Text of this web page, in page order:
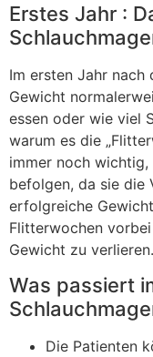
Erstes Jahr :
Im ersten Jahr nach
Gewicht
essen oder wie viel
warum es die
immer noch wichtig,
befolgen, da sie die
erfolgreiche
Flitterwochen
Gewicht zu verlieren.
Was passiert
Die Patienten